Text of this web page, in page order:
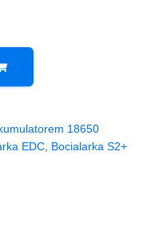
18650
EDC, Bocialarka S2+